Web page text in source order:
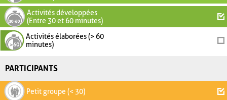
Activités développées
(Entre 30 et 60 minutes)
Activités élaborées (> 60
minutes)
PARTICIPANTS
Petit groupe (< 30)